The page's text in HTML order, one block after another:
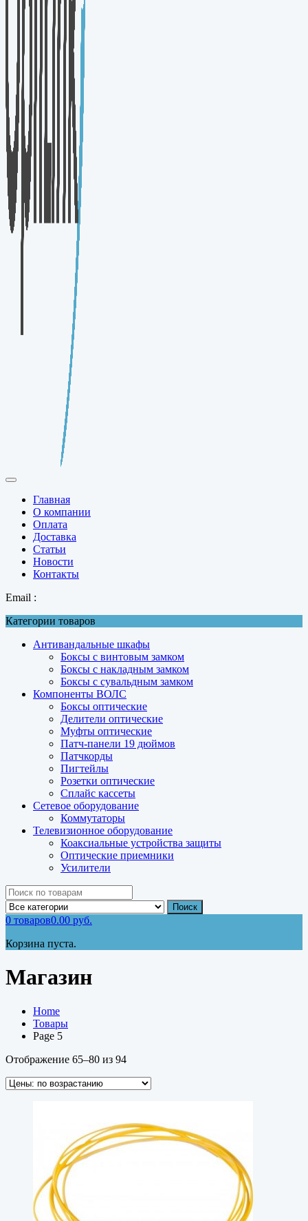
Главная
О компании
Оплата
Доставка
Статьи
Новости
Контакты
Email :
Категории товаров
Антивандальные шкафы
Боксы с винтовым замком
Боксы с накладным замком
Боксы с сувальдным замком
Компоненты ВОЛС
Боксы оптические
Делители оптические
Муфты оптические
Патч-панели 19 дюймов
Патчкорды
Пигтейлы
Розетки оптические
Сплайс кассеты
Сетевое оборудование
Коммутаторы
Телевизионное оборудование
Коаксиальные устройства защиты
Оптические приемники
Усилители
Поиск
0 товаров0.00 руб.
Корзина пуста.
Магазин
Home
Товары
Page 5
Отображение 65–80 из 94